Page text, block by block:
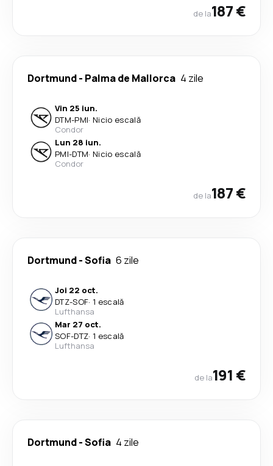
de la187 €
Dortmund- Palma de Mallorca 4 zile
Vin 25 iun.
DTM-PMI· Nicio escală
Condor
Lun 28 iun.
PMI-DTM· Nicio escală
Condor
de la187 €
Dortmund-Sofia 6 zile
Joi 22 oct.
DTZ-SOF· 1 escală
Lufthansa
Mar 27 oct.
SOF-DTZ· 1 escală
Lufthansa
de la191 €
Dortmund-Sofia 4 zile